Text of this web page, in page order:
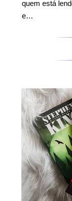
quem está
e…